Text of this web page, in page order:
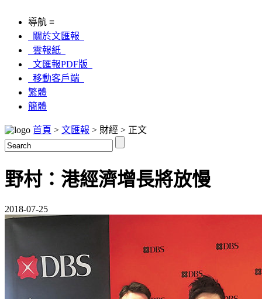
導航 ≡
關於文匯報
雲報紙
文匯報PDF版
移動客戶端
繁體
簡體
首頁 > 文匯報 > 財經 > 正文
野村：港經濟增長將放慢
2018-07-25